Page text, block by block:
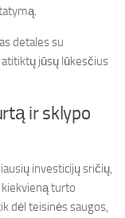
detales su
jūsų lūkesčius
ir sklypo
investicijų sričių,
turto
dėl teisinės saugos,